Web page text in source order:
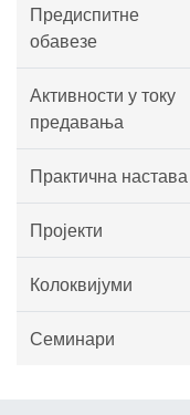
Предиспитне
обавезе
Активности у току
предавања
Практична настава
Пројекти
Колоквијуми
Семинари